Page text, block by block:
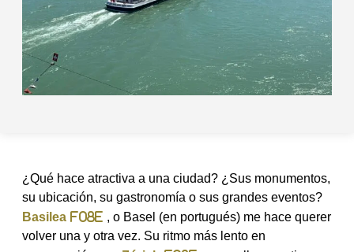
¿Qué hace atractiva a una ciudad? ¿Sus monumentos,
su ubicación, su gastronomía o sus grandes eventos?
Basilea
, o Basel (en portugués) me hace querer
volver una y otra vez. Su ritmo más lento en